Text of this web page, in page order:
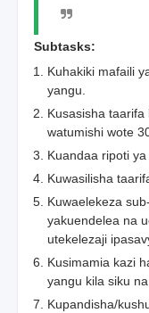
Subtasks:
Kuhakiki mafaili
yangu.
Kusasisha
watumishi wote
Kuandaa ripoti
Kuwasilisha
Kuwaelekeza
yakuendelea na
utekelezaji
Kusimamia kazi
yangu kila siku
Kupandisha/